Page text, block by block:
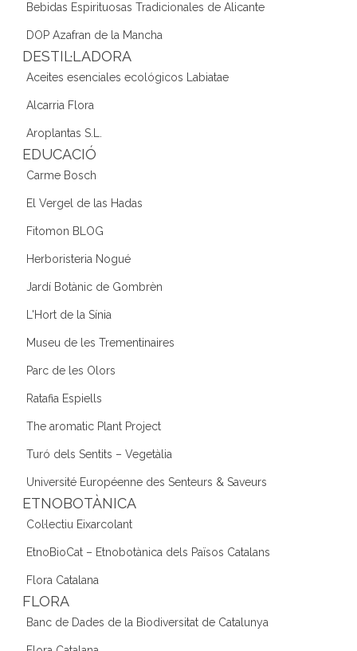
Bebidas Espirituosas Tradicionales de Alicante
DOP Azafran de la Mancha
DESTIL·LADORA
Aceites esenciales ecológicos Labiatae
Alcarria Flora
Aroplantas S.L.
EDUCACIÓ
Carme Bosch
El Vergel de las Hadas
Fitomon BLOG
Herboristeria Nogué
Jardí Botànic de Gombrèn
L'Hort de la Sínia
Museu de les Trementinaires
Parc de les Olors
Ratafia Espiells
The aromatic Plant Project
Turó dels Sentits – Vegetàlia
Université Européenne des Senteurs & Saveurs
ETNOBOTÀNICA
Col·lectiu Eixarcolant
EtnoBioCat – Etnobotànica dels Països Catalans
Flora Catalana
FLORA
Banc de Dades de la Biodiversitat de Catalunya